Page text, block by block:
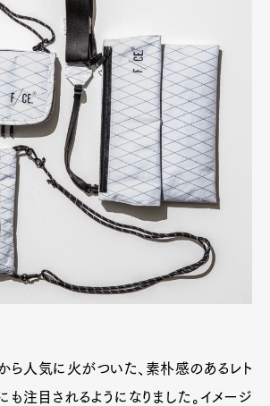
ら人気に火がついた、素朴感のあるレト
も注目されるようになりました。イメージ